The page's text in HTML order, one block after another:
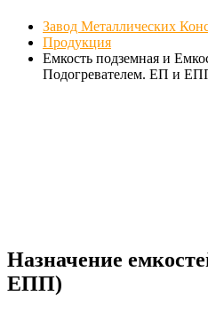
Завод Металлических
Продукция
Емкость подземная и
Подогревателем. ЕП и
Назначение
ЕПП)